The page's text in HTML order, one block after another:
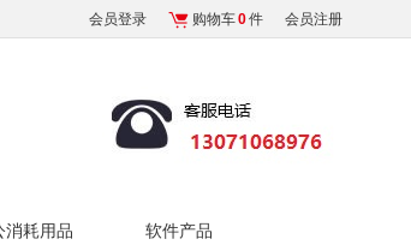
会员登录 购物车0件 会员注册
消耗用品 软件产品